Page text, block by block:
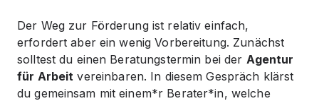
Der Weg zur Förderung ist relativ einfach,
erfordert aber ein wenig Vorbereitung. Zunächst
solltest du einen Beratungstermin bei der Agentur
für Arbeit vereinbaren. In diesem Gespräch klärst
du gemeinsam mit einem*r Berater*in, welche